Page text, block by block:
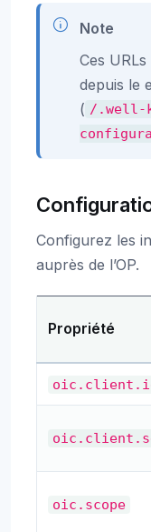
Note
Ces
depuis le
( /.well-
Configurez les
auprès de l’OP.
Propriété
oic.scope